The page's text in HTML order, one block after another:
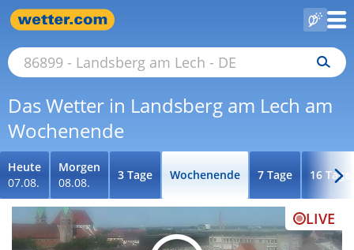
Das Wetter in Landsberg am Lech am
Wochenende
Heute
07.08.
Morgen
08.08.
3 Tage Wochenende 7 Tage 16 Tage
LIVE